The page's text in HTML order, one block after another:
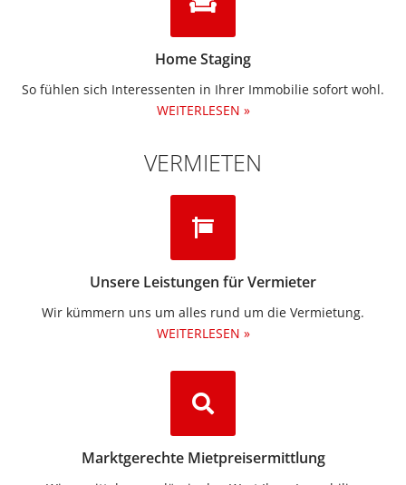
Home Staging
So fühlen sich Interessenten in Ihrer Immobilie sofort wohl.
WEITERLESEN »
VERMIETEN
Unsere Leistungen für Vermieter
Wir kümmern uns um alles rund um die Vermietung.​
WEITERLESEN »
Marktgerechte Mietpreisermittlung